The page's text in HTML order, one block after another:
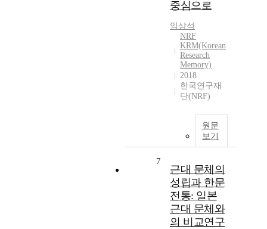
중심으로
임상석
NRF
KRM(Korean
Research
Memory)
2018
한국연구재
단(NRF)
원문
보기
7
근대 문체의
성립과 한문
전통: 일본
근대 문체와
의 비교연구